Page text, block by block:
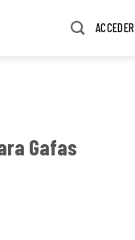
ACCEDER
Gafas